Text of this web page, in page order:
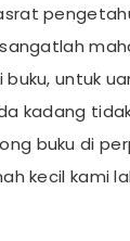
untuk
kadang
buku di
kecil kami